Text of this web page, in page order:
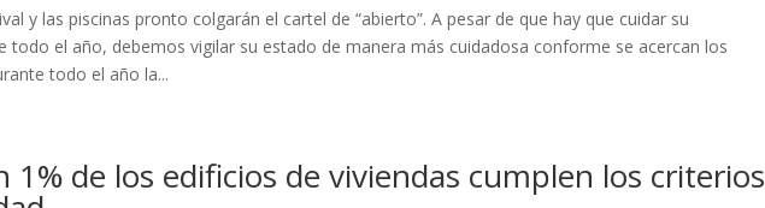
y las piscinas pronto colgarán el cartel de “abierto”. A pesar de que hay que cuidar su
todo el año, debemos vigilar su estado de manera más cuidadosa conforme se acercan los
todo el año la...
1% de los edificios de viviendas cumplen los criterios